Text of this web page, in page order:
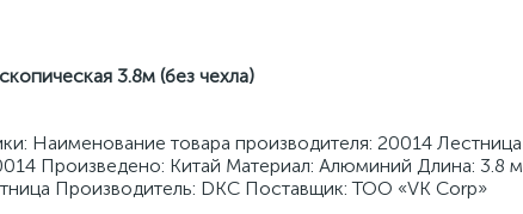
3.8м (без чехла)
Наименование товара производителя: 20014 Лестница
Произведено: Китай Материал: Алюминий Длина: 3.8 м
Производитель: DKC Поставщик: ТОО «VK Corp»